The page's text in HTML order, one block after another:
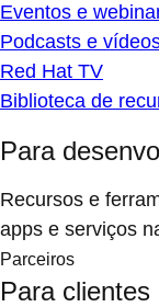
Eventos e
Podcasts e
Red Hat TV
Biblioteca de
Para
Recursos e
apps e serviços
Parceiros
Para clientes